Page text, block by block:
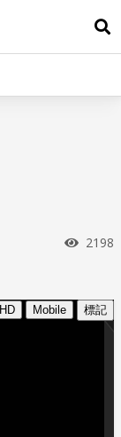
展
瀏覽
2198